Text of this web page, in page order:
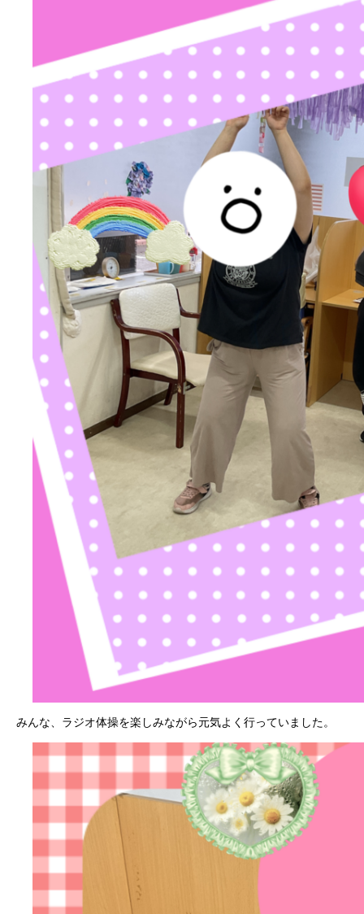
みんな、ラジオ体操を楽しみながら元気よく行っていました。